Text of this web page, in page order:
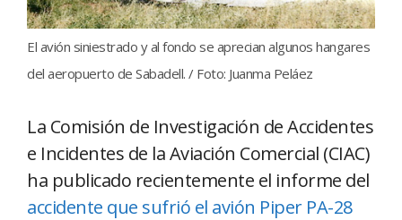
El avión siniestrado y al fondo se aprecian algunos hangares
del aeropuerto de Sabadell. / Foto: Juanma Peláez
La Comisión de Investigación de Accidentes
e Incidentes de la Aviación Comercial (CIAC)
ha publicado recientemente el informe del
accidente que sufrió el avión Piper PA-28